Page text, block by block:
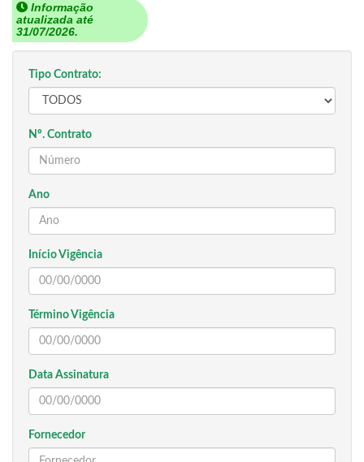
Informação
atualizada até
31/07/2026.
Tipo Contrato:
Nº. Contrato
Ano
Início Vigência
Término Vigência
Data Assinatura
Fornecedor